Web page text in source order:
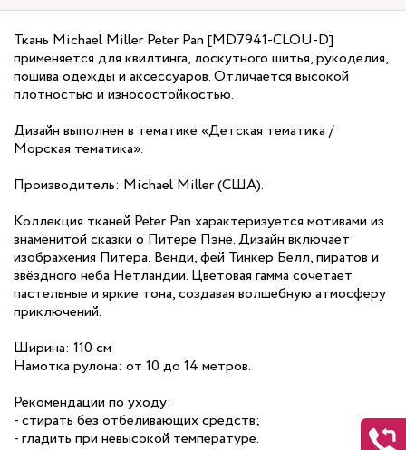
Ткань Michael Miller Peter Pan [MD7941-CLOU-D]
применяется для квилтинга, лоскутного шитья, рукоделия,
пошива одежды и аксессуаров. Отличается высокой
плотностью и износостойкостью.
Дизайн выполнен в тематике «Детская тематика /
Морская тематика».
Производитель: Michael Miller (США).
Коллекция тканей Peter Pan характеризуется мотивами из
знаменитой сказки о Питере Пэне. Дизайн включает
изображения Питера, Венди, фей Тинкер Белл, пиратов и
звёздного неба Нетландии. Цветовая гамма сочетает
пастельные и яркие тона, создавая волшебную атмосферу
приключений.
Ширина: 110 см
Намотка рулона: от 10 до 14 метров.
Рекомендации по уходу:
- стирать без отбеливающих средств;
- гладить при невысокой температуре.